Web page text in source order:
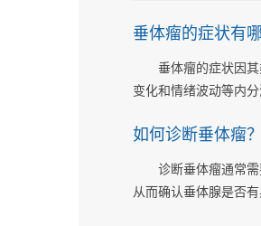
垂体瘤的症状有哪
垂体瘤的症状因
变化和情绪波动等内
如何诊断垂体瘤？
诊断垂体瘤通常
从而确认垂体腺是否